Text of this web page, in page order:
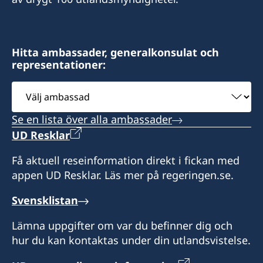
Hitta ambassader, generalkonsulat och
representationer:
Välj
ambassad
Se en lista över alla ambassader
UD Resklar
Få aktuell reseinformation direkt i fickan med
appen UD Resklar. Läs mer på regeringen.se.
Svensklistan
Lämna uppgifter om var du befinner dig och
hur du kan kontaktas under din utlandsvistelse.